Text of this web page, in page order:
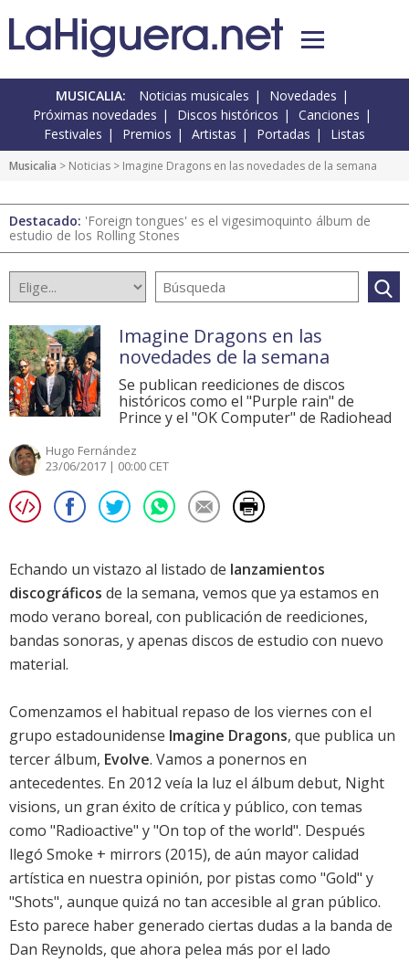
MUSICALIA: Noticias musicales
Novedades
Próximas novedades
Discos históricos
Canciones
Festivales
Premios Artistas Portadas Listas
Musicalia > Noticias > Imagine Dragons en las novedades de la semana
Destacado: 'Foreign tongues' es el vigesimoquinto álbum de
estudio de los Rolling Stones
Imagine Dragons en las
novedades de la semana
Se publican reediciones de discos
históricos como el "Purple rain" de
Prince y el "OK Computer" de Radiohead
Hugo Fernández
23/06/2017 | 00:00 CET
Echando un vistazo al listado de lanzamientos
discográficos de la semana, vemos que ya estamos en
modo verano boreal, con publicación de reediciones,
bandas sonoras, y apenas discos de estudio con nuevo
material.
Comenzamos el habitual repaso de los viernes con el
grupo estadounidense Imagine Dragons, que publica un
tercer álbum, Evolve. Vamos a ponernos en
antecedentes. En 2012 veía la luz el álbum debut, Night
visions, un gran éxito de crítica y público, con temas
como "Radioactive" y "On top of the world". Después
llegó Smoke + mirrors (2015), de aún mayor calidad
artística en nuestra opinión, por pistas como "Gold" y
"Shots", aunque quizá no tan accesible al gran público.
Esto parece haber generado ciertas dudas a la banda de
Dan Reynolds, que ahora pelea más por el lado